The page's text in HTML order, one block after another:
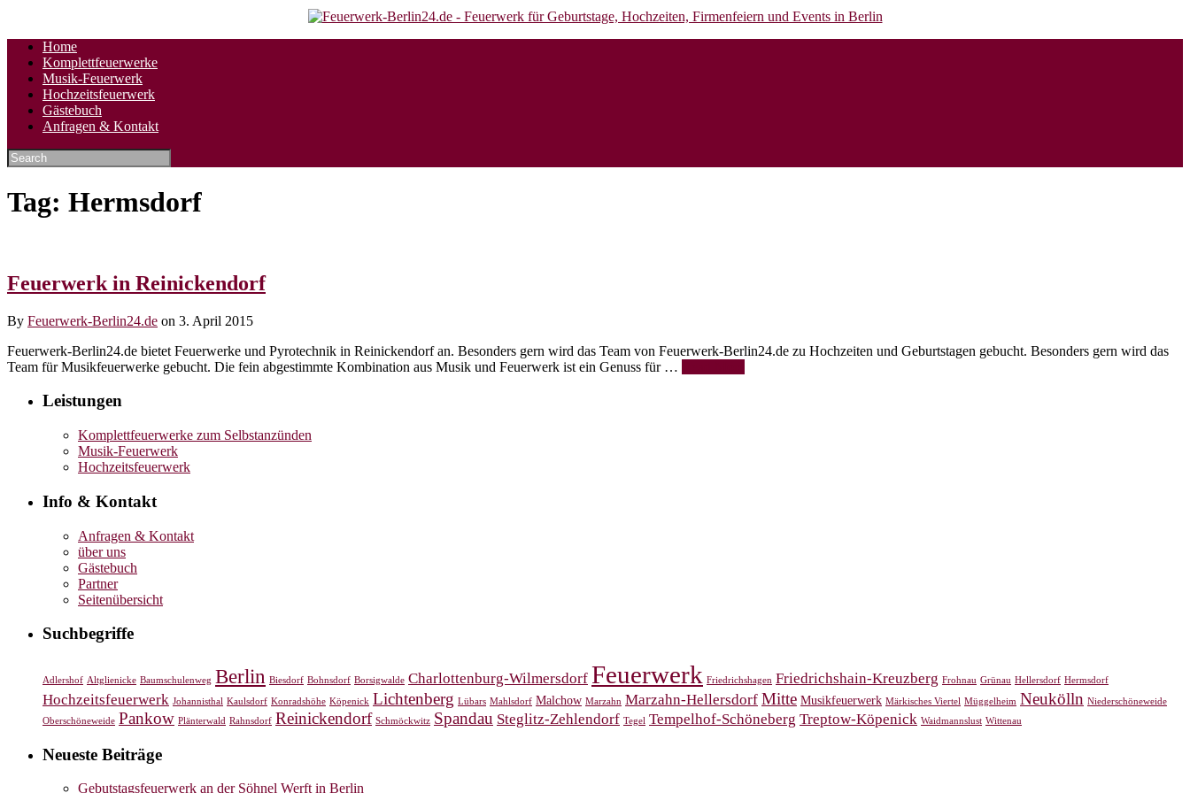
Skip
content
Home
Komplettfeuerwerke
Musik-Feuerwerk
Hochzeitsfeuerwerk
Gästebuch
Anfragen & Kontakt
Tag: Hermsdorf
Feuerwerk in Reinickendorf
By Feuerwerk-Berlin24.de on 3. April 2015
Feuerwerk-Berlin24.de bietet Feuerwerke und Pyrotechnik in Reinickendorf an. Besonders gern wird das Team von Feuerwerk-Berlin24.de zu Hochzeiten und Geburtstagen gebucht. Besonders gern wird das
Team für Musikfeuerwerke gebucht. Die fein abgestimmte Kombination aus Musik und Feuerwerk ist ein Genuss für …
Leistungen
Komplettfeuerwerke zum Selbstanzünden
Musik-Feuerwerk
Hochzeitsfeuerwerk
Info & Kontakt
Anfragen & Kontakt
über uns
Gästebuch
Partner
Seitenübersicht
Suchbegriffe
Adlershof Altglienicke Baumschulenweg Berlin Biesdorf Bohnsdorf Borsigwalde Charlottenburg-Wilmersdorf Feuerwerk Friedrichshagen Friedrichshain-Kreuzberg Frohnau Grünau Hellersdorf Hermsdorf
Hochzeitsfeuerwerk Johannisthal Kaulsdorf Konradshöhe Köpenick Lichtenberg Lübars Mahlsdorf Malchow Marzahn Marzahn-Hellersdorf Mitte Musikfeuerwerk Märkisches Viertel Müggelheim Neukölln Niederschöneweide
Oberschöneweide Pankow Plänterwald Rahnsdorf Reinickendorf Schmöckwitz Spandau Steglitz-Zehlendorf Tegel Tempelhof-Schöneberg Treptow-Köpenick Waidmannslust Wittenau
Neueste Beiträge
Gebutstagsfeuerwerk an der Söhnel Werft in Berlin